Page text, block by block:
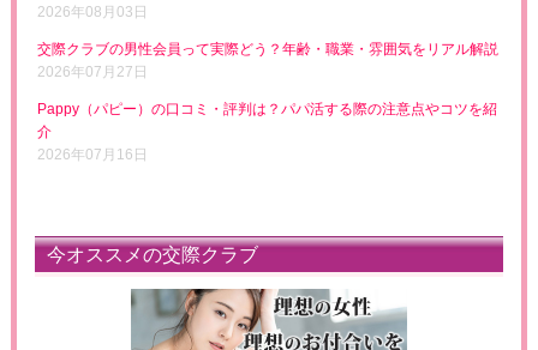
2026年08月03日
交際クラブの男性会員って実際どう？年齢・職業・雰囲気をリアル解説
2026年07月27日
Pappy（パピー）の口コミ・評判は？パパ活する際の注意点やコツを紹
介
2026年07月16日
今オススメの交際クラブ